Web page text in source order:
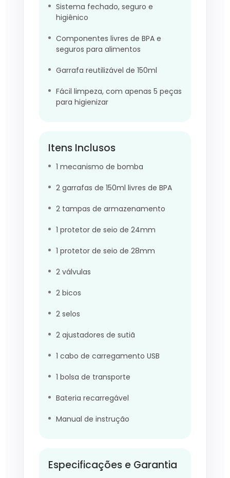
Sistema fechado, seguro e
higiênico
Componentes livres de BPA e
seguros para alimentos
Garrafa reutilizável de 150ml
Fácil limpeza, com apenas 5 peças
para higienizar
Itens Inclusos
1 mecanismo de bomba
2 garrafas de 150ml livres de BPA
2 tampas de armazenamento
1 protetor de seio de 24mm
1 protetor de seio de 28mm
2 válvulas
2 bicos
2 selos
2 ajustadores de sutiã
1 cabo de carregamento USB
1 bolsa de transporte
Bateria recarregável
Manual de instrução
Especificações e Garantia